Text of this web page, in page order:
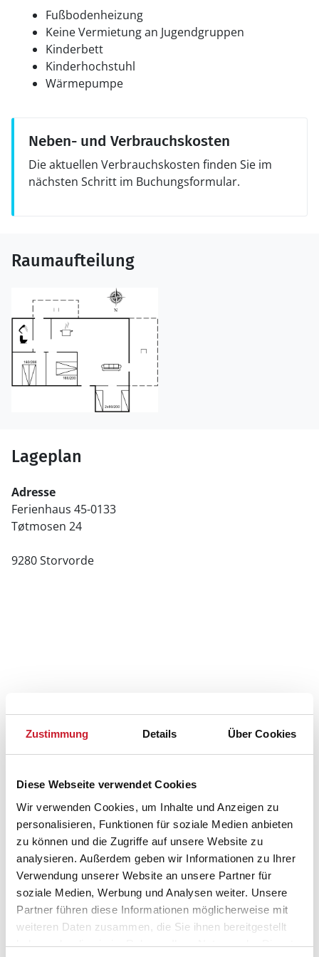
Zustimmung Details Über Cookies
Diese Webseite verwendet Cookies
Wir verwenden Cookies, um Inhalte und Anzeigen zu
personalisieren, Funktionen für soziale Medien anbieten
zu können und die Zugriffe auf unsere Website zu
analysieren. Außerdem geben wir Informationen zu Ihrer
Verwendung unserer Website an unsere Partner für
soziale Medien, Werbung und Analysen weiter. Unsere
Partner führen diese Informationen möglicherweise mit
weiteren Daten zusammen, die Sie ihnen bereitgestellt
haben oder die sie im Rahmen Ihrer Nutzung der Dienste
Fußbodenheizung
Keine Vermietung an Jugendgruppen
Kinderbett
Kinderhochstuhl
Wärmepumpe
Neben- und Verbrauchskosten
Die aktuellen Verbrauchskosten finden Sie im
nächsten Schritt im Buchungsformular.
Raumaufteilung
Lageplan
Adresse
Ferienhaus 45-0133
Tøtmosen 24
9280 Storvorde
Belegungskalender
Reisedauer auswählen
Anzahl Reisende auswählen